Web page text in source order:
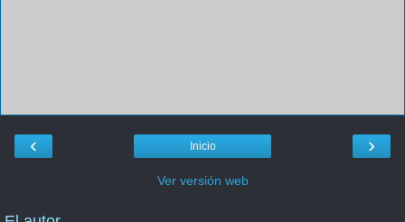
‹ ›
Inicio
Ver versión web